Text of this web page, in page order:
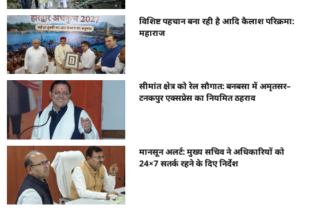
विशिष्ट पहचान बना रही है आदि कैलाश परिक्रमा:
महाराज
सीमांत क्षेत्र को रेल सौगात: बनबसा में अमृतसर–
टनकपुर एक्सप्रेस का नियमित ठहराव
मानसून अलर्ट: मुख्य सचिव ने अधिकारियों को
24×7 सतर्क रहने के दिए निर्देश